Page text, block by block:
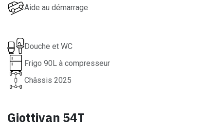
Aide au démarrage
Douche et WC
Frigo 90L à compresseur
Châssis 2025
Giottivan 54T